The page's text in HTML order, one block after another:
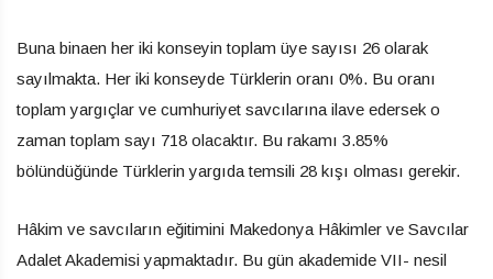
Buna binaen her iki konseyin toplam üye sayısı 26 olarak
sayılmakta. Her iki konseyde Türklerin oranı 0%. Bu oranı
toplam yargıçlar ve cumhuriyet savcılarına ilave edersek o
zaman toplam sayı 718 olacaktır. Bu rakamı 3.85%
bölündüğünde Türklerin yargıda temsili 28 kışı olması gerekir.
Hâkim ve savcıların eğitimini Makedonya Hâkimler ve Savcılar
Adalet Akademisi yapmaktadır. Bu gün akademide VII- nesil